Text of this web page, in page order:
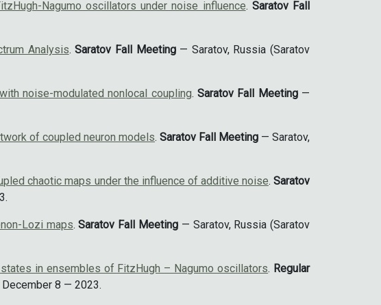
Nagumo oscillators under noise influence. Saratov Fall
Analysis.Saratov Fall Meeting— Saratov, Russia (Saratov
noise-modulated nonlocal coupling.Saratov Fall Meeting—
of coupled neuron models. Saratov Fall Meeting — Saratov,
chaotic maps under the influence of additive noise.Saratov
Lozi maps.Saratov Fall Meeting — Saratov, Russia (Saratov
in ensembles of FitzHugh – Nagumo oscillators. Regular
8 — 2023.